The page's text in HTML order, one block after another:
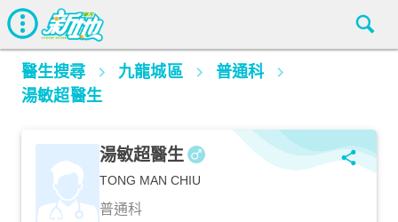
醫生搜尋 九龍城區
普通科
湯敏超醫生
湯敏超醫生
TONG MAN CHIU
普通科